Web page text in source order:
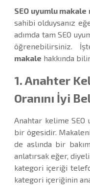
SEO uyumlu
sahibi olduysanız
adımda tam SEO
öğrenebilirsiniz.
makale hakkında
1. Anahter
Oranını İyi
Anahtar kelime
bir ögesidir.
de aslında bir
anlatırsak eğer,
kategori içeriği
kategori içeriğinin